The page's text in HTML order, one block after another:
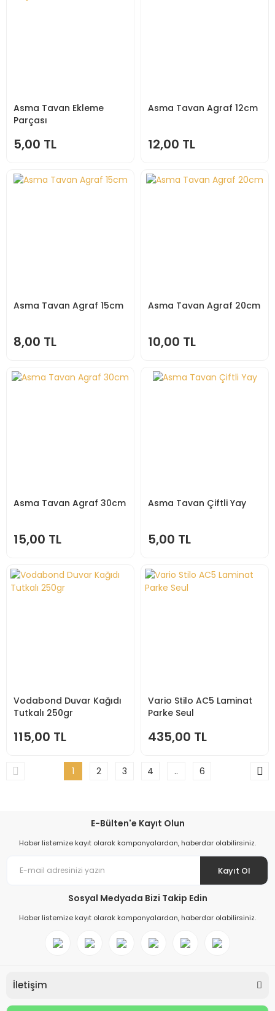
Asma Tavan Ekleme
Parçası
5,00 TL
Asma Tavan Agraf 12cm
12,00 TL
Asma Tavan Agraf 15cm
8,00 TL
Asma Tavan Agraf 20cm
10,00 TL
Asma Tavan Agraf 30cm
15,00 TL
Asma Tavan Çiftli Yay
5,00 TL
Vodabond Duvar Kağıdı
Tutkalı 250gr
115,00 TL
Vario Stilo AC5 Laminat
Parke Seul
435,00 TL
1 2 3 4 .. 6
E-Bülten'e Kayıt Olun
Haber listemize kayıt olarak kampanyalardan, haberdar olabilirsiniz.
Kayıt Ol
Sosyal Medyada Bizi Takip Edin
Haber listemize kayıt olarak kampanyalardan, haberdar olabilirsiniz.
İletişim